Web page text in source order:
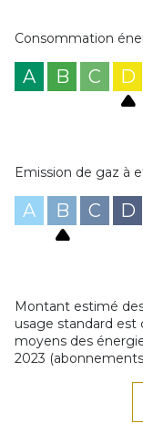
Consommation
A B C D
Emission de gaz à
A B C D
Montant estimé
usage standard
moyens des
2023